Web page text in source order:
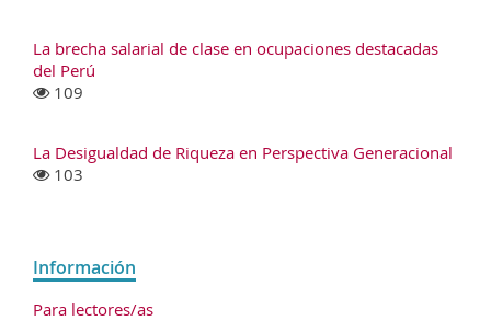
La brecha salarial de clase en ocupaciones destacadas
del Perú
109
La Desigualdad de Riqueza en Perspectiva Generacional
103
Información
Para lectores/as